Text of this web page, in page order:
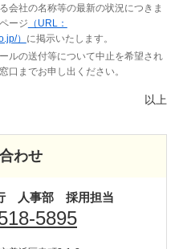
会社の名称等の最新の状況につきま
ージ （URL：
） に掲示いたします。
ルの送付等について中止を希望され
口までお申し出ください。
以上
わせ
人事部 採用担当
5895